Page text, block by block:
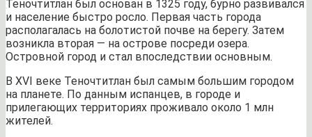
Теночтитлан был основан в 1325 году, бурно развивался
и население быстро росло. Первая часть города
располагалась на болотистой почве на берегу. Затем
возникла вторая — на острове посреди озера.
Островной город и стал впоследствии основным.
В XVI веке Теночтитлан был самым большим городом
на планете. По данным испанцев, в городе и
прилегающих территориях проживало около 1 млн
жителей.